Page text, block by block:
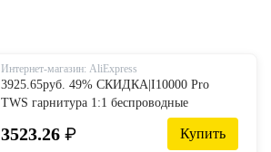
Интернет-магазин: AliExpress
3925.65руб. 49% СКИДКА|I10000 Pro
TWS гарнитура 1:1 беспроводные
наушники 8D Super Bass Bluetooth 5,0
наушники PK i30000 i10000 i9000 i3000
3523.26 ₽ Купить